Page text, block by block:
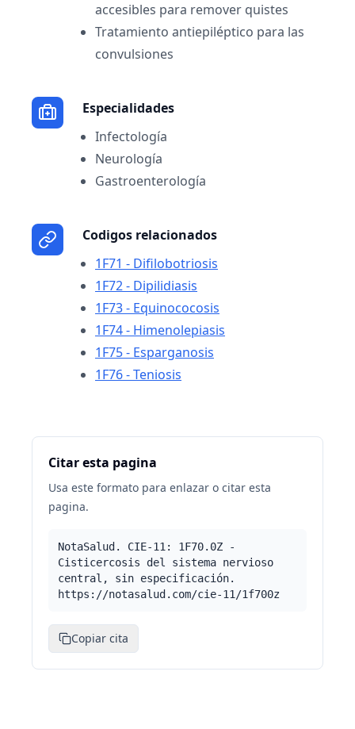
accesibles para remover quistes
Tratamiento antiepiléptico para las
convulsiones
Especialidades
Infectología
Neurología
Gastroenterología
Codigos relacionados
1F71 - Difilobotriosis
1F72 - Dipilidiasis
1F73 - Equinococosis
1F74 - Himenolepiasis
1F75 - Esparganosis
1F76 - Teniosis
Citar esta pagina
Usa este formato para enlazar o citar esta
pagina.
NotaSalud. CIE-11: 1F70.0Z -
Cisticercosis del sistema nervioso
central, sin especificación.
https://notasalud.com/cie-11/1f700z
Copiar cita